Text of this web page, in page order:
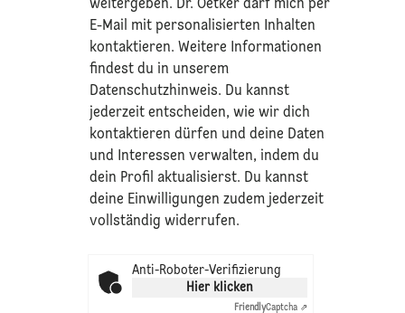
weitergeben. Dr. Oetker darf mich per
E-Mail mit personalisierten Inhalten
kontaktieren. Weitere Informationen
findest du in unserem
Datenschutzhinweis. Du kannst
jederzeit entscheiden, wie wir dich
kontaktieren dürfen und deine Daten
und Interessen verwalten, indem du
dein Profil aktualisierst. Du kannst
deine Einwilligungen zudem jederzeit
vollständig widerrufen.
Anti-Roboter-Verifizierung
Hier klicken
FriendlyCaptcha ⇗